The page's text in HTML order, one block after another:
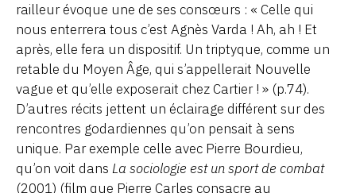
railleur évoque une de ses consœurs : « Celle qui
nous enterrera tous c’est Agnès Varda ! Ah, ah ! Et
après, elle fera un dispositif. Un triptyque, comme un
retable du Moyen Âge, qui s’appellerait Nouvelle
vague et qu’elle exposerait chez Cartier ! » (p.74).
D’autres récits jettent un éclairage différent sur des
rencontres godardiennes qu’on pensait à sens
unique. Par exemple celle avec Pierre Bourdieu,
qu’on voit dans La sociologie est un sport de combat
(2001) (film que Pierre Carles consacre au